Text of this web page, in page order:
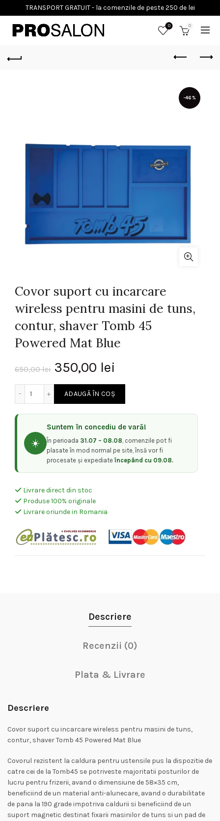
0 0
-46%
Covor suport cu incarcare
wireless pentru masini de tuns,
contur, shaver Tomb 45
Powered Mat Blue
650,00lei Prețul
inițial
a
fost:
650,00 lei.
350,00 lei
curent
este:
350,00 lei.
Cantitate Covor suport cu incarcare wireless pentru
ADAUGĂ ÎN COȘ
☀️
Suntem în concediu de vară!
În perioada 31.07 – 08.08, comenzile pot fi
plasate în mod normal pe site, însă vor fi
procesate și expediateîncepând cu 09.08.
Livrare direct din stoc
Produse 100% originale
Livrare oriunde in Romania
Descriere
Recenzii (0)
Plata & Livrare
Descriere
Covor suport cu incarcare wireless pentru masini de tuns,
contur, shaver Tomb 45 Powered Mat Blue
Covorul rezistent la caldura pentru ustensile pus la dispozitie de
catre cei de la Tomb45 se potriveste majoritatii posturilor de
lucru pentru frizerii, avand o dimensiune de 58×35 cm,
beneficiind de un material anti-alunecare, avand o durabilitate
de pana la 190 grade impotriva caldurii si beneficiind de un
suport magnetic destinat fixarii masinilor de tuns si un pad de